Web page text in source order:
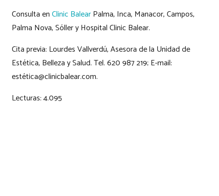
Consulta enClinic BalearPalma, Inca, Manacor, Campos,
Palma Nova, Sóller y Hospital Clinic Balear.
Cita previa: Lourdes Vallverdú, Asesora de la Unidad de
Estética, Belleza y Salud. Tel. 620 987 219; E-mail:
estética@clinicbalear.com.
Lecturas:4.095